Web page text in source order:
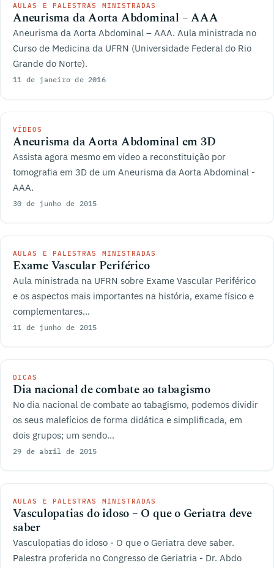
AULAS E PALESTRAS MINISTRADAS
Aneurisma da Aorta Abdominal – AAA
Aneurisma da Aorta Abdominal – AAA. Aula ministrada no
Curso de Medicina da UFRN (Universidade Federal do Rio
Grande do Norte).
11 de janeiro de 2016
VÍDEOS
Aneurisma da Aorta Abdominal em 3D
Assista agora mesmo em vídeo a reconstituição por
tomografia em 3D de um Aneurisma da Aorta Abdominal -
AAA.
30 de junho de 2015
AULAS E PALESTRAS MINISTRADAS
Exame Vascular Periférico
Aula ministrada na UFRN sobre Exame Vascular Periférico
e os aspectos mais importantes na história, exame físico e
complementares...
11 de junho de 2015
DICAS
Dia nacional de combate ao tabagismo
No dia nacional de combate ao tabagismo, podemos dividir
os seus malefícios de forma didática e simplificada, em
dois grupos; um sendo...
29 de abril de 2015
AULAS E PALESTRAS MINISTRADAS
Vasculopatias do idoso – O que o Geriatra deve
saber
Vasculopatias do idoso - O que o Geriatra deve saber.
Palestra proferida no Congresso de Geriatria - Dr. Abdo